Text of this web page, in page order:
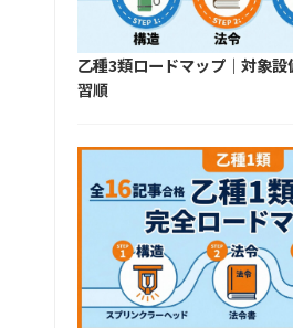
乙種3類ロードマップ｜対象
習順